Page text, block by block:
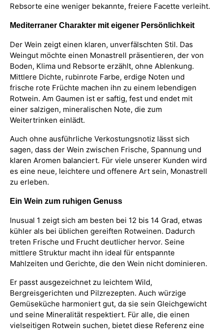
Rebsorte eine weniger bekannte, freiere Facette verleiht.
Mediterraner Charakter mit eigener Persönlichkeit
Der Wein zeigt einen klaren, unverfälschten Stil. Das
Weingut möchte einen Monastrell präsentieren, der von
Boden, Klima und Rebsorte erzählt, ohne Ablenkung.
Mittlere Dichte, rubinrote Farbe, erdige Noten und
frische rote Früchte machen ihn zu einem lebendigen
Rotwein. Am Gaumen ist er saftig, fest und endet mit
einer salzigen, mineralischen Note, die zum
Weitertrinken einlädt.
Auch ohne ausführliche Verkostungsnotiz lässt sich
sagen, dass der Wein zwischen Frische, Spannung und
klaren Aromen balanciert. Für viele unserer Kunden wird
es eine neue, leichtere und offenere Art sein, Monastrell
zu erleben.
Ein Wein zum ruhigen Genuss
Inusual 1 zeigt sich am besten bei 12 bis 14 Grad, etwas
kühler als bei üblichen gereiften Rotweinen. Dadurch
treten Frische und Frucht deutlicher hervor. Seine
mittlere Struktur macht ihn ideal für entspannte
Mahlzeiten und Gerichte, die den Wein nicht dominieren.
Er passt ausgezeichnet zu leichtem Wild,
Bergreisgerichten und Pilzrezepten. Auch würzige
Gemüseküche harmoniert gut, da sie sein Gleichgewicht
und seine Mineralität respektiert. Für alle, die einen
vielseitigen Rotwein suchen, bietet diese Referenz eine